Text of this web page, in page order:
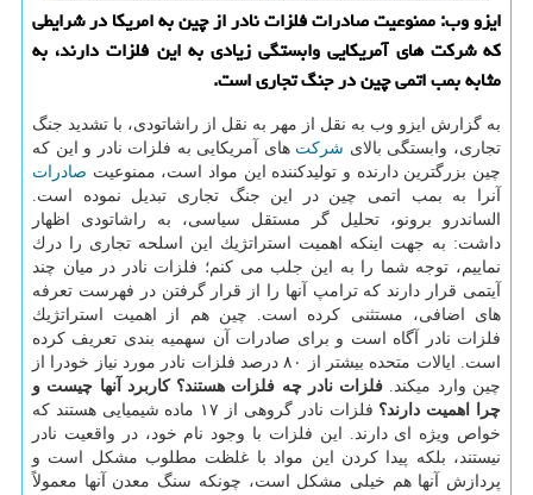
ایزو وب: ممنوعیت صادرات فلزات نادر از چین به امریكا در شرایطی
كه شركت های آمریكایی وابستگی زیادی به این فلزات دارند، به
مثابه بمب اتمی چین در جنگ تجاری است.
به گزارش ایزو وب به نقل از مهر به نقل از راشاتودی، با تشدید جنگ
تجاری، وابستگی بالای شركت های آمریكایی به فلزات نادر و این كه
چین بزرگترین دارنده و تولیدكننده این مواد است، ممنوعیت صادرات
آنرا به بمب اتمی چین در این جنگ تجاری تبدیل نموده است.
الساندرو برونو، تحلیل گر مستقل سیاسی، به راشاتودی اظهار
داشت: به جهت اینكه اهمیت استراتژیك این اسلحه تجاری را درك
نماییم، توجه شما را به این جلب می كنم؛ فلزات نادر در میان چند
آیتمی قرار دارند كه ترامپ آنها را از قرار گرفتن در فهرست تعرفه
های اضافی، مستثنی كرده است. چین هم از اهمیت استراتژیك
فلزات نادر آگاه است و برای صادرات آن سهمیه بندی تعریف كرده
است. ایالات متحده بیشتر از ۸۰ درصد فلزات نادر مورد نیاز خودرا از
چین وارد میكند. فلزات نادر چه فلزات هستند؟ كاربرد آنها چیست و
چرا اهمیت دارند؟
فلزات نادر گروهی از ۱۷ ماده شیمیایی هستند كه
خواص ویژه ای دارند. این فلزات با وجود نام خود، در واقعیت نادر
نیستند، بلكه پیدا كردن این مواد با غلظت مطلوب مشكل است و
پردازش آنها هم خیلی مشكل است، چونكه سنگ معدن آنها معمولاً